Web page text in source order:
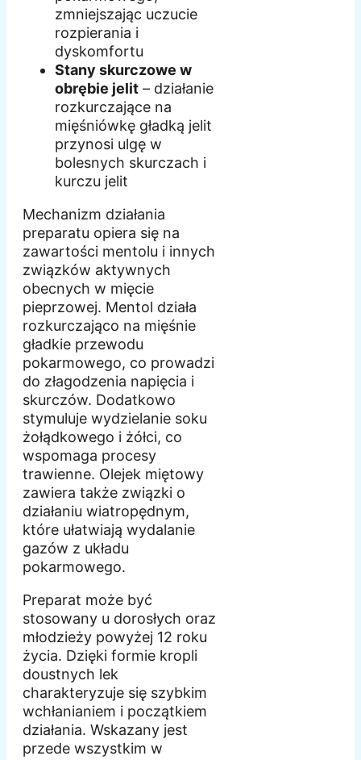
zmniejszając uczucie
rozpierania i
dyskomfortu
Stany skurczowe w
obrębie jelit – działanie
rozkurczające na
mięśniówkę gładką jelit
przynosi ulgę w
bolesnych skurczach i
kurczu jelit
Mechanizm działania
preparatu opiera się na
zawartości mentolu i innych
związków aktywnych
obecnych w mięcie
pieprzowej. Mentol działa
rozkurczająco na mięśnie
gładkie przewodu
pokarmowego, co prowadzi
do złagodzenia napięcia i
skurczów. Dodatkowo
stymuluje wydzielanie soku
żołądkowego i żółci, co
wspomaga procesy
trawienne. Olejek miętowy
zawiera także związki o
działaniu wiatropędnym,
które ułatwiają wydalanie
gazów z układu
pokarmowego.
Preparat może być
stosowany u dorosłych oraz
młodzieży powyżej 12 roku
życia. Dzięki formie kropli
doustnych lek
charakteryzuje się szybkim
wchłanianiem i początkiem
działania. Wskazany jest
przede wszystkim w